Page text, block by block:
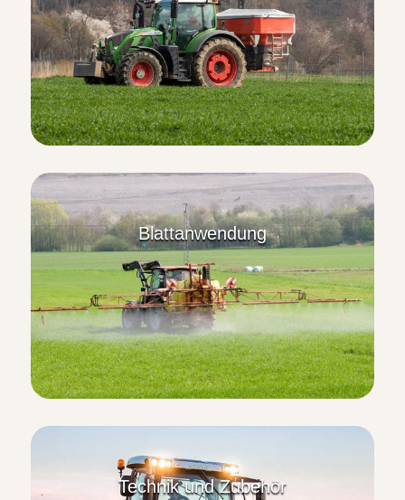
Blattanwendung
Technik und Zubehör